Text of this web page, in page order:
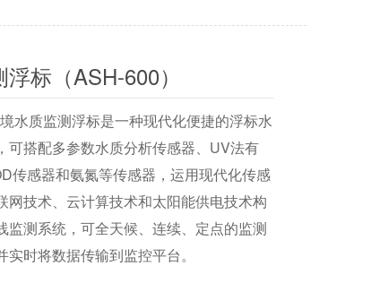
标（ASH-600）
水质监测浮标是一种现代化便捷的浮标水
可搭配多参数水质分析传感器、UV法有
传感器和氨氮等传感器，运用现代化传感
网技术、云计算技术和太阳能供电技术构
监测系统，可全天候、连续、定点的监测
实时将数据传输到监控平台。